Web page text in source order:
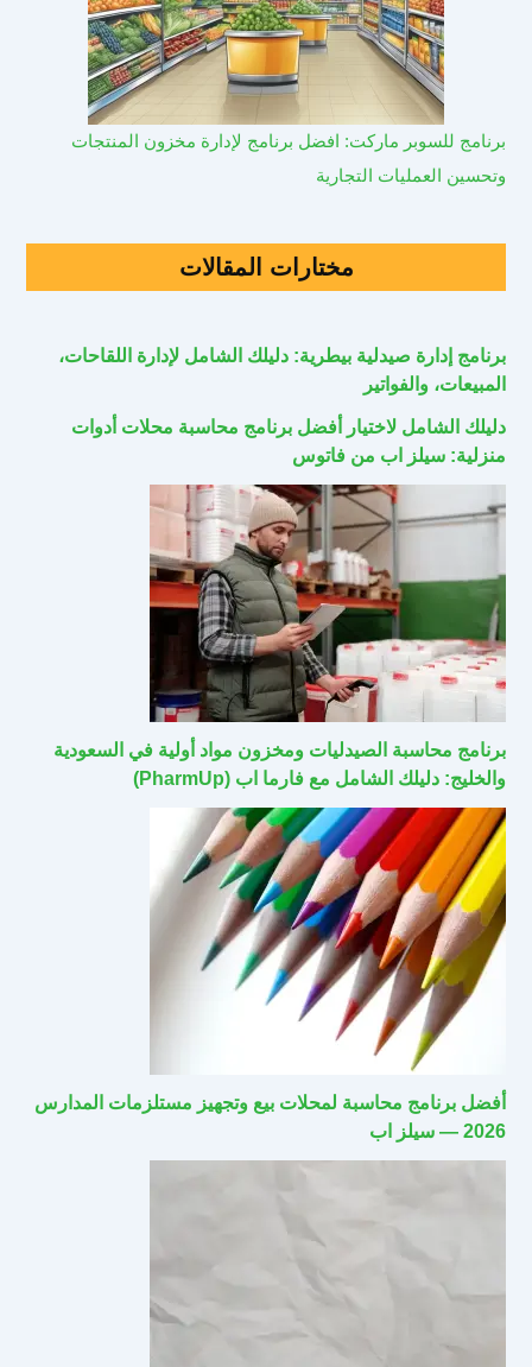
برنامج للسوبر ماركت: افضل برنامج لإدارة مخزون المنتجات
وتحسين العمليات التجارية
مختارات المقالات
برنامج إدارة صيدلية بيطرية: دليلك الشامل لإدارة اللقاحات،
المبيعات، والفواتير
دليلك الشامل لاختيار أفضل برنامج محاسبة محلات أدوات
منزلية: سيلز اب من فاتوس
برنامج محاسبة الصيدليات ومخزون مواد أولية في السعودية
والخليج: دليلك الشامل مع فارما اب (PharmUp)
أفضل برنامج محاسبة لمحلات بيع وتجهيز مستلزمات المدارس
2026 — سيلز اب